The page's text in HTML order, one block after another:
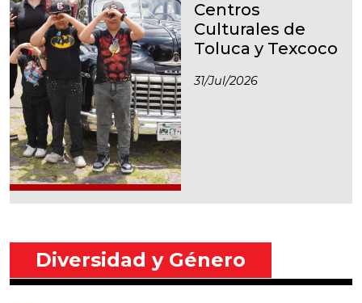
Centros
Culturales de
Toluca y Texcoco
31/jul/2026
Diversidad y Género